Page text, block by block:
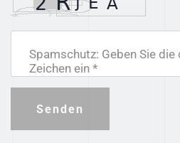
Spamschutz: Geben Sie
Zeichen ein *
Senden